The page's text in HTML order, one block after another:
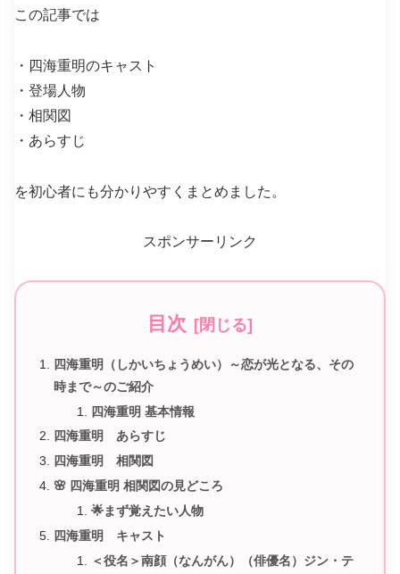
この記事では
・四海重明のキャスト
・登場人物
・相関図
・あらすじ
を初心者にも分かりやすくまとめました。
スポンサーリンク
目次
四海重明（しかいちょうめい）～恋が光となる、その
時まで～のご紹介
四海重明 基本情報
四海重明 あらすじ
四海重明 相関図
🌸 四海重明 相関図の見どころ
🌟まず覚えたい人物
四海重明 キャスト
＜役名＞南顔（なんがん）（俳優名）ジン・テ